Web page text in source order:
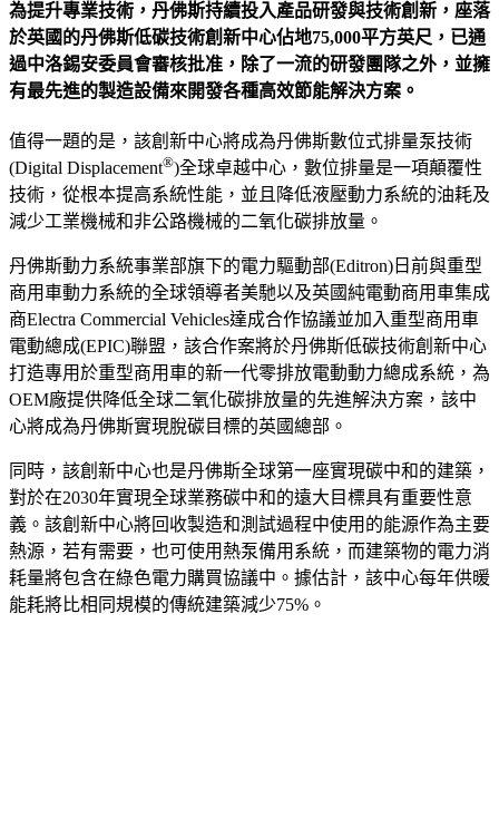
為提升專業技術，丹佛斯持續投入產品研發與技術創新，座落
於英國的丹佛斯低碳技術創新中心佔地75,000平方英尺，已通
過中洛錫安委員會審核批准，除了一流的研發團隊之外，並擁
有最先進的製造設備來開發各種高效節能解決方案。
值得一題的是，該創新中心將成為丹佛斯數位式排量泵技術
(Digital Displacement®)全球卓越中心，數位排量是一項顛覆性
技術，從根本提高系統性能，並且降低液壓動力系統的油耗及
減少工業機械和非公路機械的二氧化碳排放量。
丹佛斯動力系統事業部旗下的電力驅動部(Editron)日前與重型
商用車動力系統的全球領導者美馳以及英國純電動商用車集成
商Electra Commercial Vehicles達成合作協議並加入重型商用車
電動總成(EPIC)聯盟，該合作案將於丹佛斯低碳技術創新中心
打造專用於重型商用車的新一代零排放電動動力總成系統，為
OEM廠提供降低全球二氧化碳排放量的先進解決方案，該中
心將成為丹佛斯實現脫碳目標的英國總部。
同時，該創新中心也是丹佛斯全球第一座實現碳中和的建築，
對於在2030年實現全球業務碳中和的遠大目標具有重要性意
義。該創新中心將回收製造和測試過程中使用的能源作為主要
熱源，若有需要，也可使用熱泵備用系統，而建築物的電力消
耗量將包含在綠色電力購買協議中。據估計，該中心每年供暖
能耗將比相同規模的傳統建築減少75%。